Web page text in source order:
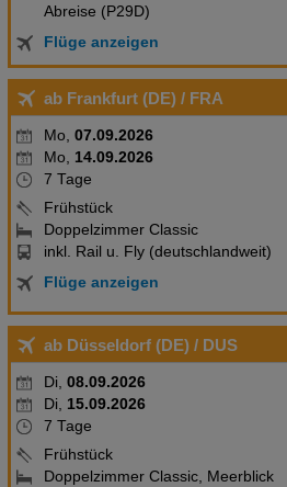
Abreise (P29D)
Flüge anzeigen
ab Frankfurt (DE) / FRA
Mo, 07.09.2026
Mo, 14.09.2026
7 Tage
Frühstück
Doppelzimmer Classic
inkl. Rail u. Fly (deutschlandweit)
Flüge anzeigen
ab Düsseldorf (DE) / DUS
Di, 08.09.2026
Di, 15.09.2026
7 Tage
Frühstück
Doppelzimmer Classic, Meerblick